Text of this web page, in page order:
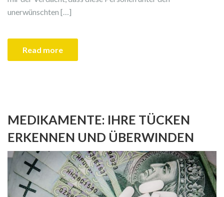
unerwünschten […]
Read more
MEDIKAMENTE: IHRE TÜCKEN
ERKENNEN UND ÜBERWINDEN